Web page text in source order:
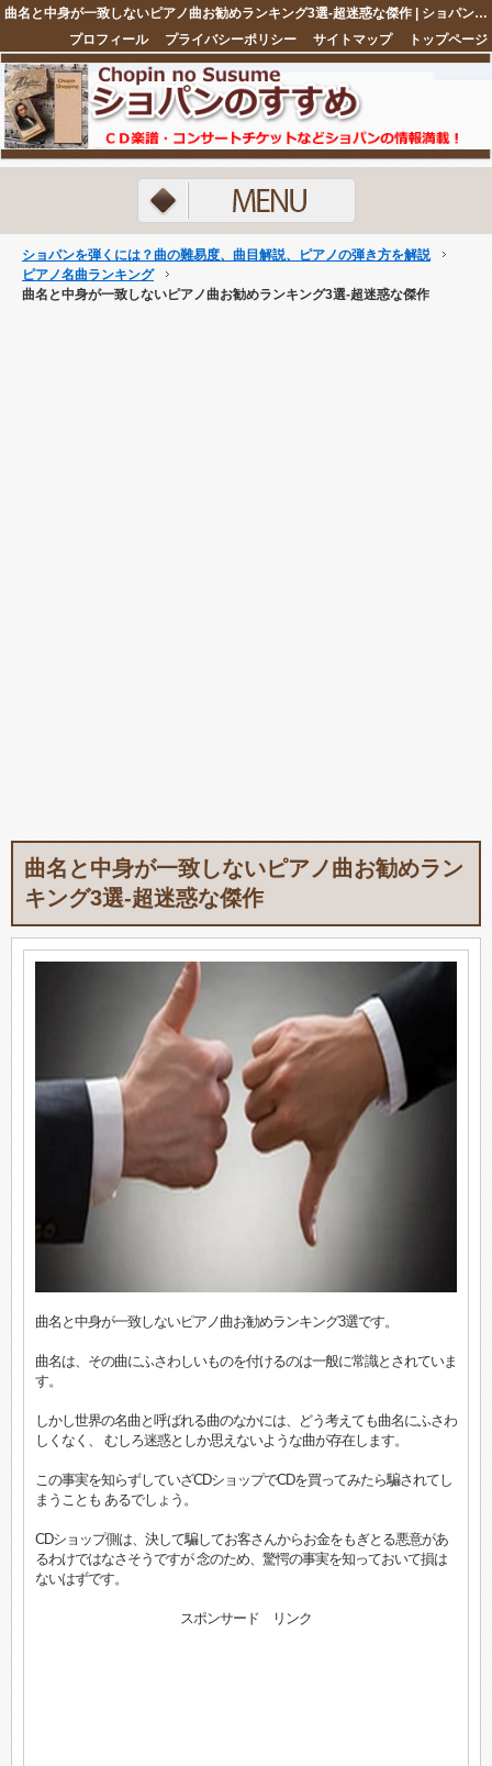
曲名と中身が一致しないピアノ曲お勧めランキング3選-超迷惑な傑作 | ショパンを弾くには？曲の難易度、曲目解説、ピアノの弾き方を解説
トップページ
サイトマップ
プライバシーポリシー
プロフィール
注目ネタ5選
ショパンを弾くには？曲の難易度、曲目解説、ピアノの弾き方を解説
ピアノ名曲ランキング
曲名と中身が一致しないピアノ曲お勧めランキング3選-超迷惑な傑作
曲名と中身が一致しないピアノ曲お勧めラン
キング3選-超迷惑な傑作
曲名と中身が一致しないピアノ曲お勧めランキング3選です。
曲名は、その曲にふさわしいものを付けるのは一般に常識とされていま
す。
しかし世界の名曲と呼ばれる曲のなかには、どう考えても曲名にふさわ
しくなく、 むしろ迷惑としか思えないような曲が存在します。
この事実を知らずしていざCDショップでCDを買ってみたら騙されてし
まうことも あるでしょう。
CDショップ側は、決して騙してお客さんからお金をもぎとる悪意があ
るわけではなさそうですが 念のため、驚愕の事実を知っておいて損は
ないはずです。
スポンサード リンク